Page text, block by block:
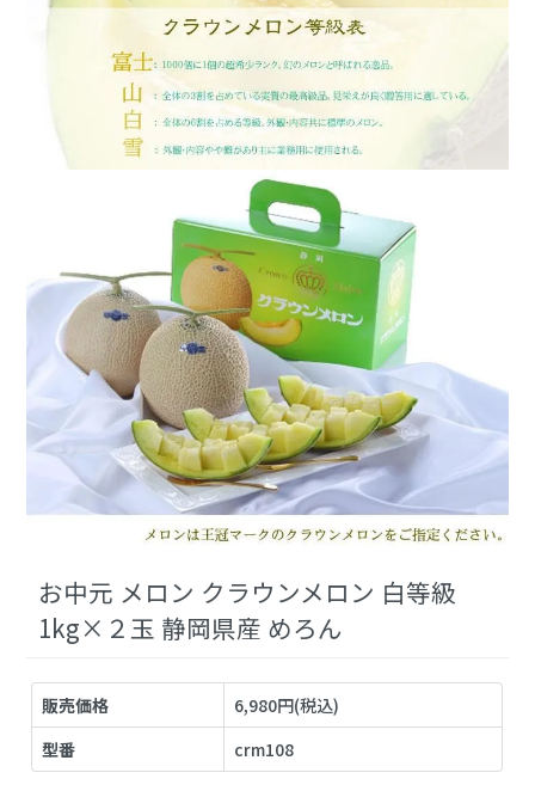
お中元 メロン クラウンメロン 白等級
1kg×２玉 静岡県産 めろん
販売価格
6,980円(税込)
型番
crm108